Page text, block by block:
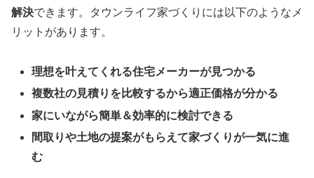
解決できます。タウンライフ家づくりには以下のようなメ
リットがあります。
理想を叶えてくれる住宅メーカーが見つかる
複数社の見積りを比較するから適正価格が分かる
家にいながら簡単＆効率的に検討できる
間取りや土地の提案がもらえて家づくりが一気に進
む